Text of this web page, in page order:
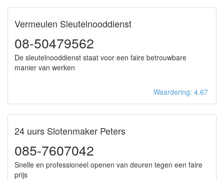
Vermeulen Sleutelnooddienst
08-50479562
De sleutelnooddienst staat voor een faire betrouwbare
manier van werken
Waardering: 4.67
24 uurs Slotenmaker Peters
085-7607042
Snelle en professioneel openen van deuren tegen een faire
prijs